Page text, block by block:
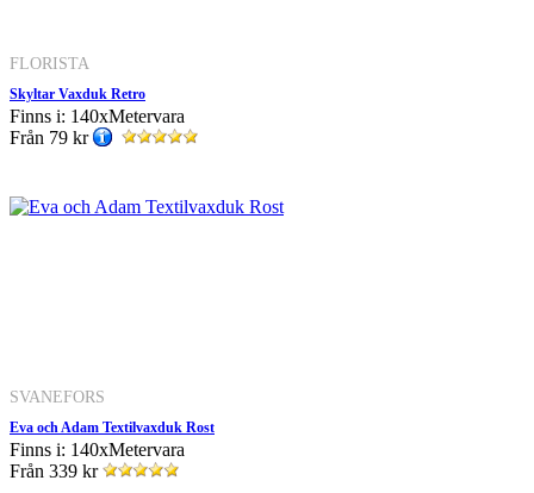
FLORISTA
Skyltar Vaxduk Retro
Finns i: 140xMetervara
Från 79 kr
SVANEFORS
Eva och Adam Textilvaxduk Rost
Finns i: 140xMetervara
Från 339 kr